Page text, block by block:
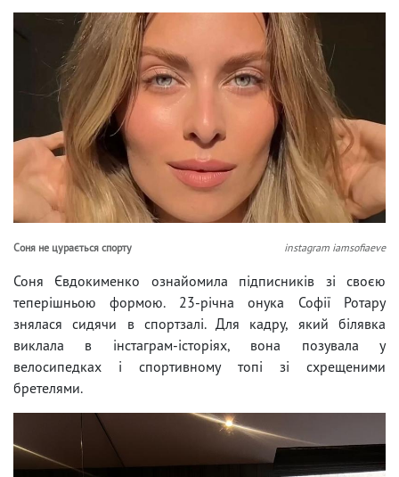
Соня не цурається спорту instagram iamsofiaeve
Соня Євдокименко ознайомила підписників зі своєю
теперішньою формою. 23-річна онука Софії Ротару
знялася сидячи в спортзалі. Для кадру, який білявка
виклала в інстаграм-історіях, вона позувала у
велосипедках і спортивному топі зі схрещеними
бретелями.